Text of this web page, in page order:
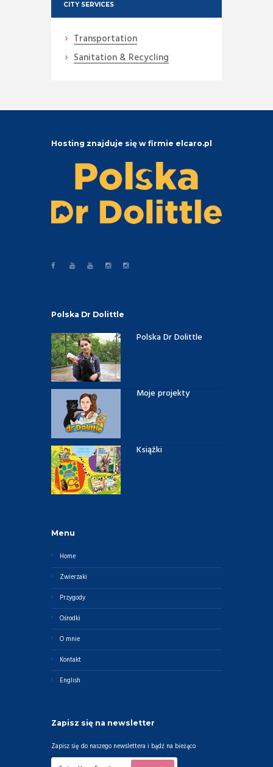
CITY SERVICES
Transportation
Sanitation & Recycling
Hosting znajduje się w firmie elcaro.pl
Polska Dr Dolittle
Polska Dr Dolittle
Moje projekty
Książki
Menu
Home
Zwierzaki
Przygody
Ośrodki
O mnie
Kontakt
English
Zapisz się na newsletter
Zapisz się do naszego newslettera i bądź na bieżąco